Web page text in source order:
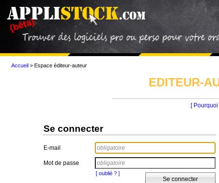
Accueil > Espace éditeur-auteur
EDITEUR-
[
Se connecter
E-mail
Mot de passe
[ oublié ? ]
Se connecter